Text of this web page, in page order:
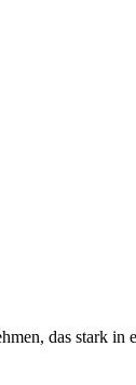
das stark in